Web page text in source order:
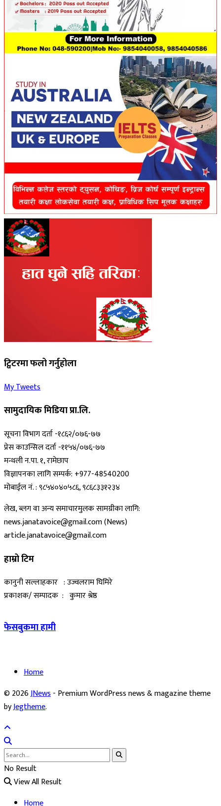
ट्विटरमा फलो गर्नुहोला
My Tweets
सामुदायिक मिडिया प्रा.लि.
सूचना विभाग दर्ता -१८६२/०७६-७७
प्रेस काउन्सिल दर्ता -११५४/०७६-७७
मन्थली न.पा. १, रामेछाप
विज्ञापनका लागि सम्पर्क: +977-48540200
मोबाईल नं. : ९८५४०४०५८६, ९८६८३३१२३४
लेख, ब्लग वा अन्य समाचारमुलक सामग्रीका लागि:
news.janatavoice@gmail.com (News)
article.janatavoice@gmail.com
हाम्रो टिम
कानुनी सल्लाहकार : उज्वलराम घिमिरे
प्रकाशक/ सम्पादक : कुमार श्रेष्ठ
फेसबुकमा हामी
Home
© 2026JNews- Premium WordPress news & magazine theme
byJegtheme.
No Result
View All Result
Home